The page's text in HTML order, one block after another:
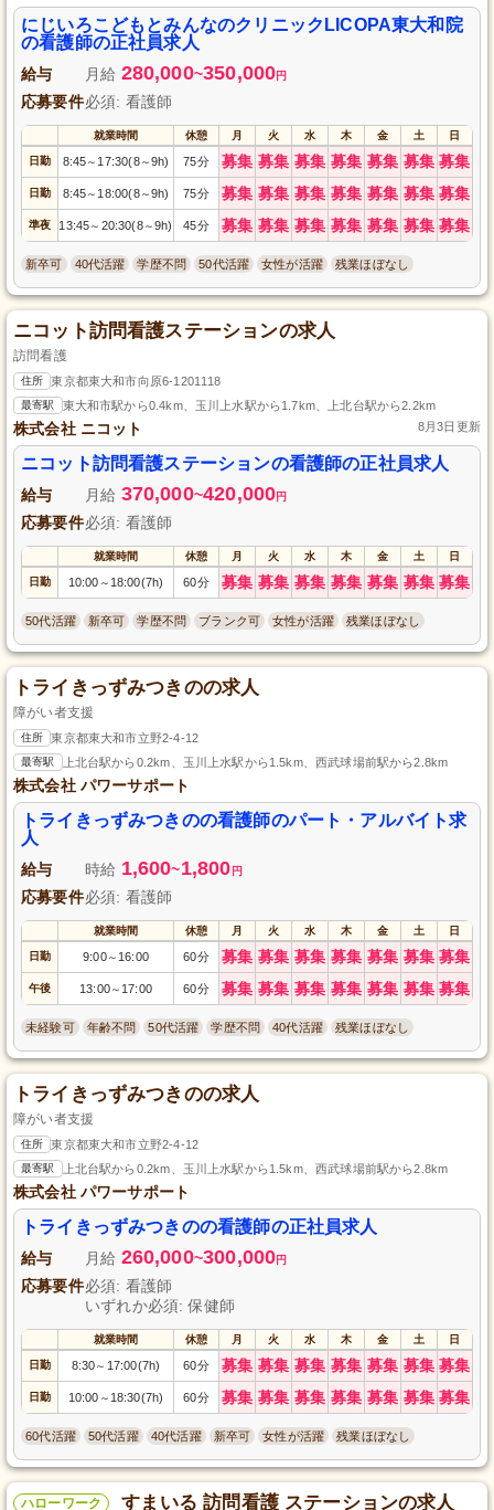
にじいろこどもとみんなのクリニックLICOPA東大和院
の看護師の正社員求人
給与 月給 280,000~350,000円
応募要件必須: 看護師
就業時間 休憩 月 火 水 木 金 土 日
日勤 8:45～ 17:30(8～9h) 75分 募集 募集 募集 募集 募集 募集 募集
日勤 8:45～ 18:00(8～9h) 75分 募集 募集 募集 募集 募集 募集 募集
準夜 13:45～ 20:30(8～9h) 45分 募集 募集 募集 募集 募集 募集 募集
新卒可 40代活躍 学歴不問 50代活躍 女性が活躍 残業ほぼなし
ニコット訪問看護ステーションの求人
訪問看護
住所 東京都東大和市向原6-1201118
最寄駅 東大和市駅から0.4km、玉川上水駅から1.7km、上北台駅から2.2km
株式会社 ニコット 8月3日更新
ニコット訪問看護ステーションの看護師の正社員求人
給与 月給 370,000~420,000円
応募要件必須: 看護師
就業時間 休憩 月 火 水 木 金 土 日
日勤 10:00 ～ 18:00(7h) 60分 募集 募集 募集 募集 募集 募集 募集
50代活躍 新卒可 学歴不問 ブランク可 女性が活躍 残業ほぼなし
トライきっずみつきのの求人
障がい者支援
住所 東京都東大和市立野2-4-12
最寄駅 上北台駅から0.2km、玉川上水駅から1.5km、西武球場前駅から2.8km
株式会社 パワーサポート
トライきっずみつきのの看護師のパート・アルバイト求
人
給与 時給 1,600~1,800 円
応募要件必須: 看護師
就業時間 休憩 月 火 水 木 金 土 日
日勤 9:00～ 16:00 60分 募集 募集 募集 募集 募集 募集 募集
午後 13:00～ 17:00 60分 募集 募集 募集 募集 募集 募集 募集
未経験可 年齢不問 50代活躍 学歴不問 40代活躍 残業ほぼなし
トライきっずみつきのの求人
障がい者支援
住所 東京都東大和市立野2-4-12
最寄駅 上北台駅から0.2km、玉川上水駅から1.5km、西武球場前駅から2.8km
株式会社 パワーサポート
トライきっずみつきのの看護師の正社員求人
給与 月給 260,000~300,000円
応募要件必須: 看護師
いずれか必須: 保健師
就業時間 休憩 月 火 水 木 金 土 日
日勤 8:30～ 17:00(7h) 60分 募集 募集 募集 募集 募集 募集 募集
日勤 10:00 ～ 18:30(7h) 60分 募集 募集 募集 募集 募集 募集 募集
60代活躍 50代活躍 40代活躍 新卒可 女性が活躍 残業ほぼなし
ハローワーク すまいる 訪問看護 ステーションの求人